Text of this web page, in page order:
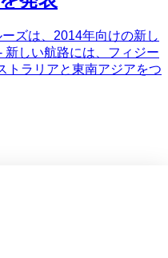
ズは、2014年向けの新し
新しい航路には、フィジー
トラリアと東南アジアをつ